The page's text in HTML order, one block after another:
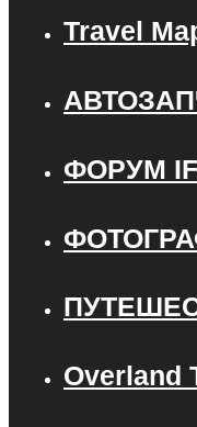
Travel
ФОРУМ
Overland